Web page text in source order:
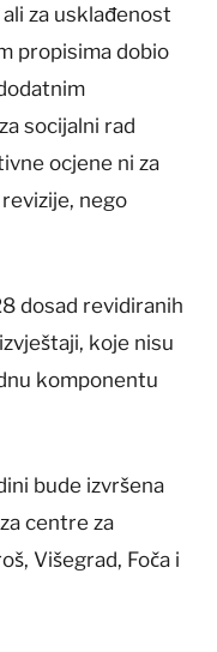
za usklađenost
propisima dobio
socijalni rad
ocjene ni za
nego
dosad revidiranih
koje nisu
komponentu
bude izvršena
centre za
Višegrad, Foča i